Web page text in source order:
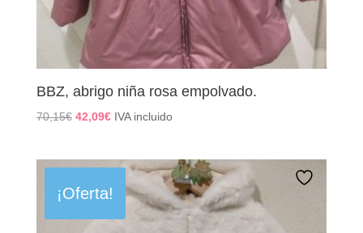
BBZ, abrigo niña rosa empolvado.
70,15€ El
era:
70,15€.
42,09€El
es:
42,09€.
IVA incluido
¡Oferta!